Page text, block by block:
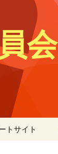
会
トサイト